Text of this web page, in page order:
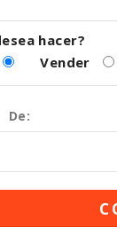
hacer?
Vender
De: